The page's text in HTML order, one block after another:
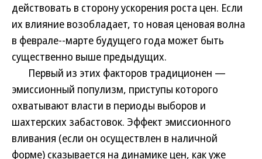
действовать в сторону ускорения роста цен. Если
их влияние возобладает, то новая ценовая волна
в феврале--марте будущего года может быть
существенно выше предыдущих.
Первый из этих факторов традиционен —
эмиссионный популизм, приступы которого
охватывают власти в периоды выборов и
шахтерских забастовок. Эффект эмиссионного
вливания (если он осуществлен в наличной
форме) сказывается на динамике цен, как уже